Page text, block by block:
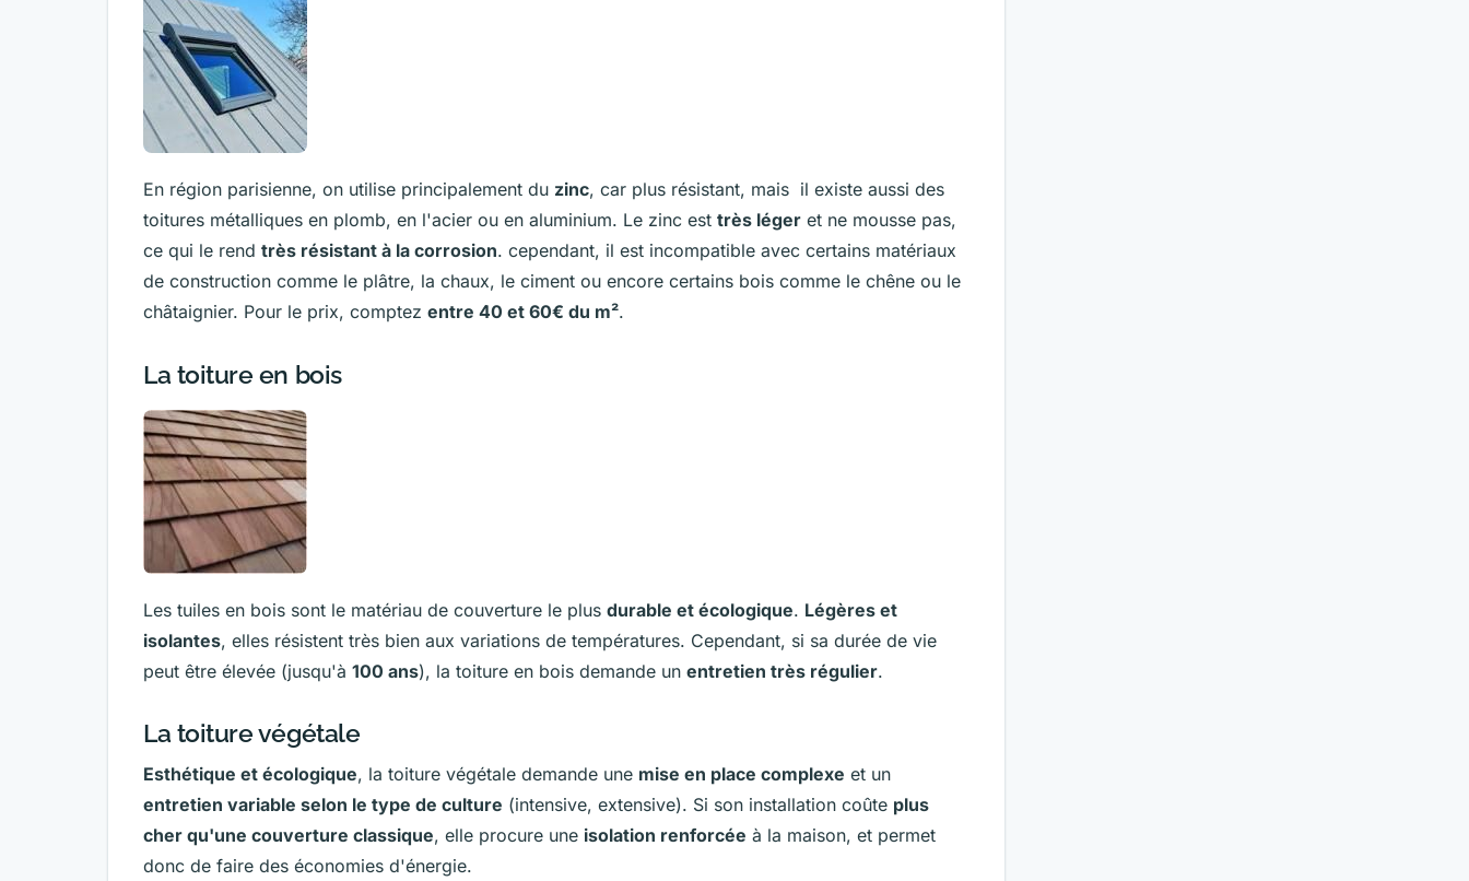
En région parisienne, on utilise principalement du zinc, car plus résistant, mais il existe aussi des
toitures métalliques en plomb, en l'acier ou en aluminium. Le zinc est très léger et ne mousse pas,
ce qui le rend très résistant à la corrosion. cependant, il est incompatible avec certains matériaux
de construction comme le plâtre, la chaux, le ciment ou encore certains bois comme le chêne ou le
châtaignier. Pour le prix, comptez entre 40 et 60€ du m².
La toiture en bois
Les tuiles en bois sont le matériau de couverture le plus durable et écologique. Légères et
isolantes, elles résistent très bien aux variations de températures. Cependant, si sa durée de vie
peut être élevée (jusqu'à 100 ans), la toiture en bois demande un entretien très régulier.
La toiture végétale
Esthétique et écologique, la toiture végétale demande une mise en place complexe et un
entretien variable selon le type de culture (intensive, extensive). Si son installation coûte plus
cher qu'une couverture classique, elle procure une isolation renforcée à la maison, et permet
donc de faire des économies d'énergie.